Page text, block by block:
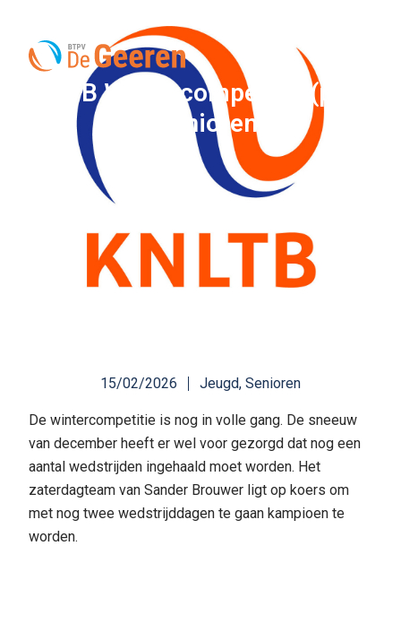
KNLTB Wintercompetitie (padel
– senioren)
15/02/2026 Jeugd, Senioren
De wintercompetitie is nog in volle gang. De sneeuw
van december heeft er wel voor gezorgd dat nog een
aantal wedstrijden ingehaald moet worden. Het
zaterdagteam van Sander Brouwer ligt op koers om
met nog twee wedstrijddagen te gaan kampioen te
worden.